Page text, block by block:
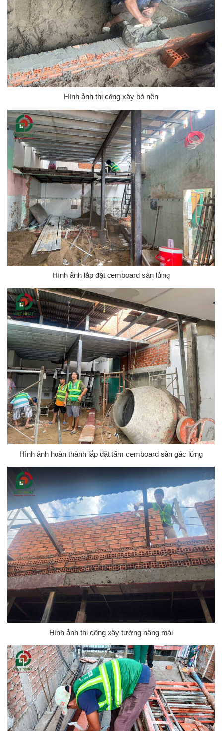
Hình ảnh thi công xây bó nền
Hình ảnh lắp đặt cemboard sàn lửng
Hình ảnh hoàn thành lắp đặt tấm cemboard sàn gác lửng
Hình ảnh thi công xây tường nâng mái